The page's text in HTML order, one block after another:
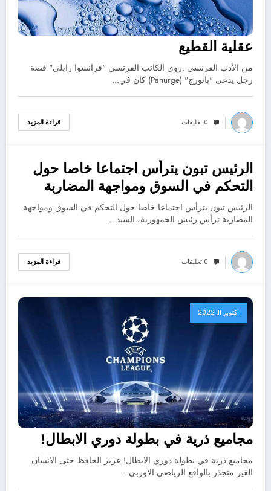
عقلية القطيع
من الأدب الفرنسي .روى الكاتب الفرنسي "فرانسوا رابلي" قصة
رجل يدعى "بانورج" (Panurge) كان في…
0 تعليقات قراءة المزيد
أكتوبر 11, 2022
الرئيس تبون يترأس اجتماعا خاصا حول
التحكم في السوق ومواجهة المضاربة
الرئيس تبون يترأس اجتماعا خاصا حول التحكم في السوق ومواجهة
المضاربة ترأس رئيس الجمهورية، السيد…
0 تعليقات قراءة المزيد
أكتوبر 11, 2022
مجاميع ذرية في بطولة دوري الابطال!
مجاميع ذرية في بطولة دوري الابطال! عزيز الحافظ حتى الانسان
الغير متجذر بالواقع الرياضي الاوربي…